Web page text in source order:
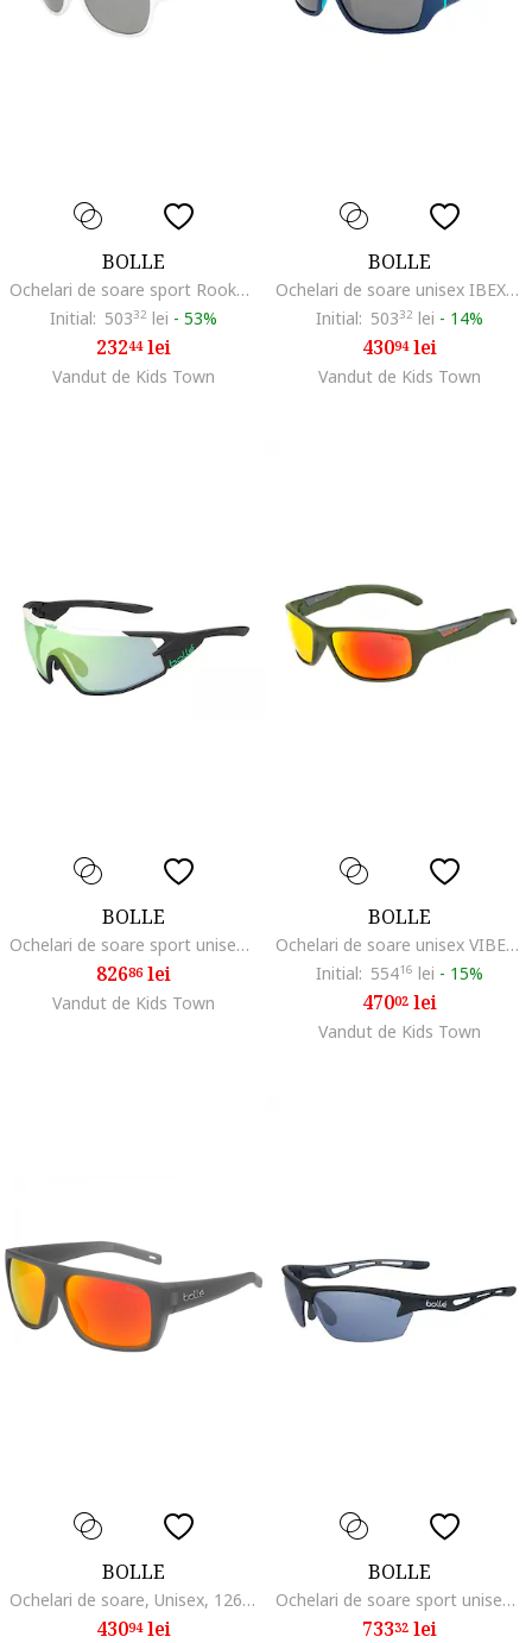
BOLLE
Ochelari de soare sport Rooke 12351
Initial: 50332 lei - 53%
23244lei
Vandut de Kids Town
BOLLE
Ochelari de soare unisex IBEX 12377 59mm
Initial: 50332 lei - 14%
43094lei
Vandut de Kids Town
BOLLE
Ochelari de soare sport unisex B-ROCK PRO 12630
82686lei
Vandut de Kids Town
BOLLE
Ochelari de soare unisex VIBE 12604 59mm
Initial: 55416 lei - 15%
47002lei
Vandut de Kids Town
BOLLE
Ochelari de soare, Unisex, 12641 Falco Gri
43094lei
BOLLE
Ochelari de soare sport unisex BOLT 12622 80mm
73332lei